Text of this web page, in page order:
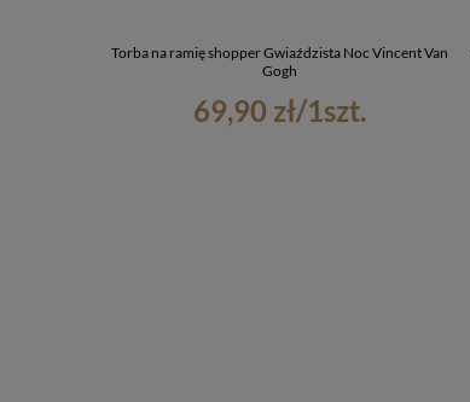
Torba na ramię shopper Gwiaździsta Noc Vincent Van
Gogh
69,90 zł/1szt.